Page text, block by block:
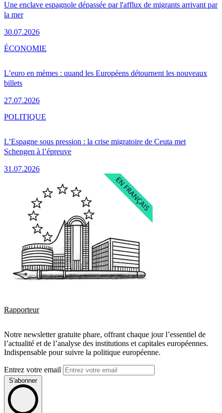
Une enclave espagnole dépassée par l'afflux de migrants arrivant par
la mer
30.07.2026
L’euro en mèmes : quand les Européens détournent les nouveaux
billets
27.07.2026
ÉCONOMIE
L’Espagne sous pression : la crise migratoire de Ceuta met
Schengen à l’épreuve
31.07.2026
POLITIQUE
Rapporteur
Notre newsletter gratuite phare, offrant chaque jour l’essentiel de
l’actualité et de l’analyse des institutions et capitales européennes.
Indispensable pour suivre la politique européenne.
Entrez votre email
S'abonner